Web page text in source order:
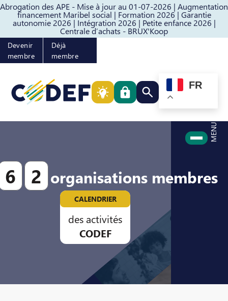
Abrogation des APE - Mise à jour au 01-07-2026 | Augmentation
financement Maribel social | Formation 2026 | Garantie
autonomie 2026 | Intégration 2026 | Petite enfance 2026 |
Centrale d’achats - BRUX'Koop
Passer au contenuPasser au pied de page
Devenir
membre
Déjà
membre
Rechercher quelque
FR
MENU
6 2 organisations membres
CALENDRIER
des activités
CODEF